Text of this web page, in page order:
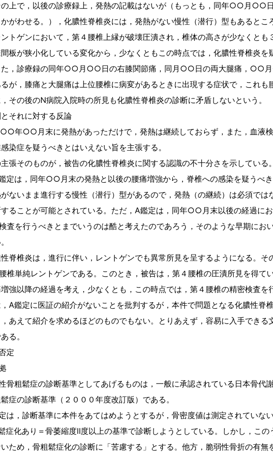
の上で，以後の診療録上，発熱の記載はないが（もっとも，同年○○月○○
がわせる。），化膿性脊椎炎には，発熱がない慢性（潜行）型もある
トゲンにおいて，第４腰椎上縁が破壊圧潰され，椎体の高さが少なくとも
板が狭小化している変化から，少なくともこの時点では，化膿性脊椎炎を
た，診療録の同年○○月○○日の右膝関節痛，同月○○日の両大腿痛，○○月
が，膝痛と大腿痛は上位腰椎に病変があるときに出現する症状で，これも
その後のN病院入院時の所見も化膿性脊椎炎の診断に矛盾しないという。
それに対する反論
○○月末に発熱があっただけで，発熱は継続しておらず，また，血液検
染症を疑うべきとはいえない旨を主張する。
張そのものが，被告の化膿性脊椎炎に関する認識の不十分さを示している。
定は，同年○○月末の発熱と以後の腰痛増強から，脊椎への感染を疑うべ
ないまま進行する慢性（潜行）型があるので，発熱（の継続）は必須では
することが可能とされている。ただ，A鑑定は，同年○○月末以後の経過に
査を行うべきとまでいうのは酷と考えたのであろう，そのような早期にお
脊椎炎は，進行に伴い，レントゲンでも異常所見を呈するようになる。そ
単純レントゲンである。このとき，被告は，第４腰椎の圧潰所見を得て
強以降の経過を考え，少なくとも，この時点では，第４腰椎の精密検査を
A鑑定に医証の紹介がないことを批判するが，本件で問題となる化膿性脊
あえて紹介を求めるほどのものでもない。とりあえず，容易に入手できる
る。
定
骨粗鬆症の診断基準としてあげるものは，一般に承認されている日本骨代
症の診断基準（２０００年度改訂版）である。
は，診断基準に本件をあてはめようとするが，骨密度値は測定されていな
症化あり＝骨萎縮度Ⅱ度以上の基準で診断しようとしている。しかし，こ
ため，骨粗鬆症化の診断に「苦慮する」とする。他方，脆弱性骨折の有無